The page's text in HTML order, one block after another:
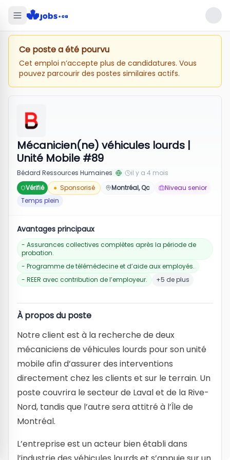
Ce poste a été pourvu
Cet emploi n’accepte plus de candidatures. Vous
pouvez parcourir des postes similaires actifs.
Mécanicien(ne) véhicules lourds |
Unité Mobile #89
Bédard Ressources Humaines
il y a 4 mois
Vérifié
● Sponsorisé Montréal, Qc
Niveau senior
Temps plein
Avantages principaux
- Assurances collectives complètes après la période de
probation.
- Programme de télémédecine et d’aide aux employés.
- REER avec contribution de l’employeur.
+5 de plus
À propos du poste
Notre client est à la recherche de deux
mécaniciens de véhicules lourds pour son unité
mobile afin d’assurer des interventions
directement chez les clients et sur le terrain. Un
poste couvrira le secteur de Laval et de la Rive-
Nord, tandis que l’autre sera attitré à l’Île de
Montréal.
L’entreprise est un acteur bien établi dans